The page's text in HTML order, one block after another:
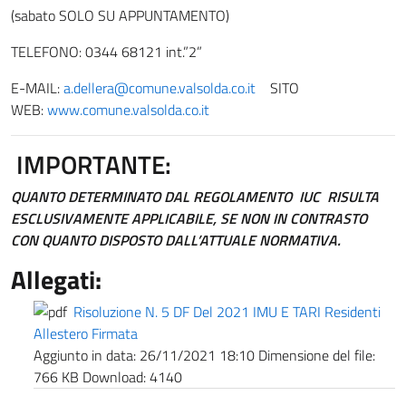
(sabato SOLO SU APPUNTAMENTO)
TELEFONO: 0344 68121 int.”2”
E-MAIL:a.dellera@comune.valsolda.co.it SITO
WEB:www.comune.valsolda.co.it
IMPORTANTE:
QUANTO DETERMINATO DAL REGOLAMENTO IUC RISULTA
ESCLUSIVAMENTE APPLICABILE, SE NON IN CONTRASTO
CON QUANTO DISPOSTO DALL’ATTUALE NORMATIVA.
Allegati:
Risoluzione N. 5 DF Del 2021 IMU E TARI Residenti
Allestero Firmata
Aggiunto in data: 26/11/2021 18:10 Dimensione del file:
766 KB Download:4140